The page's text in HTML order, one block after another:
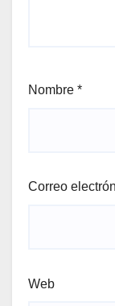
Nombre *
Correo
Web